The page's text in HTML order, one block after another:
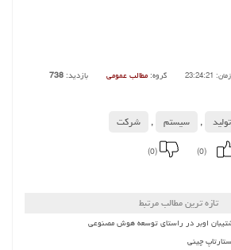
زمان: 23:24:21 گروه: مطالب عمومی بازدید: 738
تولید , سیستم ,
شركت
(0)
(0)
تازه ترین مطالب مرتبط
اوبر در راستای توسعه هوش مصنوعی
چینی